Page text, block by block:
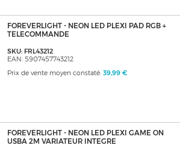
FOREVERLIGHT - NEON LED PLEXI PAD RGB +
TELECOMMANDE
SKU: FRL43212
EAN: 5907457743212
Prix de vente moyen constaté: 39,99 €
FOREVERLIGHT - NEON LED PLEXI GAME ON
USBA 2M VARIATEUR INTEGRE